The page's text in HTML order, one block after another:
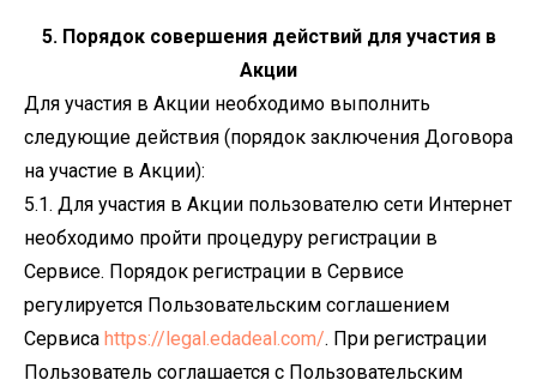
5. Порядок совершения действий для участия в
Акции
Для участия в Акции необходимо выполнить
следующие действия (порядок заключения Договора
на участие в Акции):
5.1. Для участия в Акции пользователю сети Интернет
необходимо пройти процедуру регистрации в
Сервисе. Порядок регистрации в Сервисе
регулируется Пользовательским соглашением
Сервиса https://legal.edadeal.com/. При регистрации
Пользователь соглашается с Пользовательским